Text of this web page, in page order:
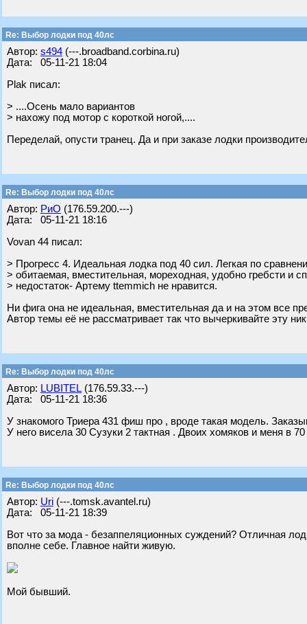
Re: Выбор лодки под 40лс
Автор: s494 (---.broadband.corbina.ru)
Дата: 05-11-21 18:04
Plak писал:
> ....Осень мало вариантов
> нахожу под мотор с короткой ногой,....
Переделай, опусти транец. Да и при заказе лодки
Re: Выбор лодки под 40лс
Автор: РиО (176.59.200.---)
Дата: 05-11-21 18:16
Vovan 44 писал:
> Прогресс 4. Идеальная лодка под 40 сил. Легкая по
> обитаемая, вместительная, мореходная, удобно гребсти и
> недостаток- Артему ttemmich не нравится.
Ни фига она не идеальная, вместительная да и на этом все
Автор темы её не рассматривает так что вычеркивайте эту
Re: Выбор лодки под 40лс
Автор: LUBITEL (176.59.33.---)
Дата: 05-11-21 18:36
У знакомого Триера 431 фиш про , вроде такая модель.
У него висела 30 Сузуки 2 тактная . Двоих хомяков и меня в 70
Re: Выбор лодки под 40лс
Автор: Uri (---.tomsk.avantel.ru)
Дата: 05-11-21 18:39
Вот что за мода - безаппеляционных суждений? Отличная
вполне себе. Главное найти живую.
Мой бывший.